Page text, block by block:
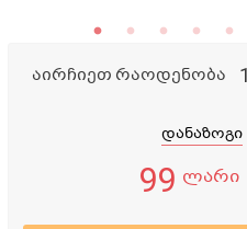
აირჩიეთ რაოდენობა
დანაზოგი
99 ლარი